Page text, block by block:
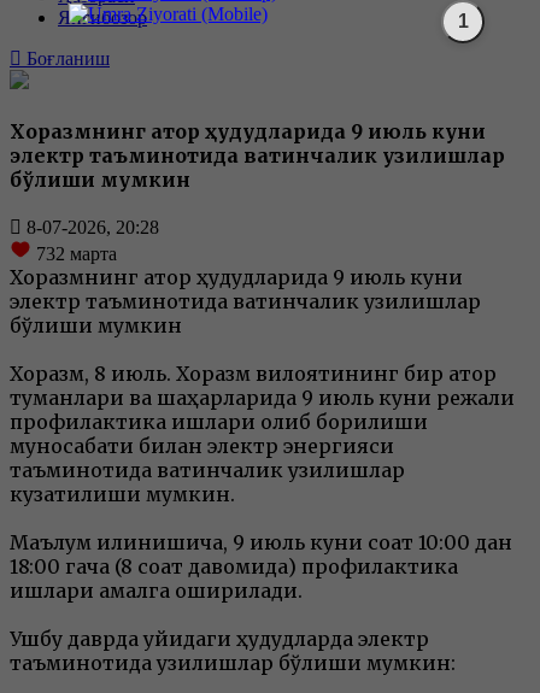
Янгибозор
Боғланиш
Хоразмнинг қатор ҳудудларида 9 июль куни
электр таъминотида вақтинчалик узилишлар
бўлиши мумкин
8-07-2026, 20:28
732 марта
Хоразмнинг қатор ҳудудларида 9 июль куни
электр таъминотида вақтинчалик узилишлар
бўлиши мумкин
Хоразм, 8 июль. Хоразм вилоятининг бир қатор
туманлари ва шаҳарларида 9 июль куни режали
профилактика ишлари олиб борилиши
муносабати билан электр энергияси
таъминотида вақтинчалик узилишлар
кузатилиши мумкин.
Маълум қилинишича, 9 июль куни соат 10:00 дан
18:00 гача (8 соат давомида) профилактика
ишлари амалга оширилади.
Ушбу даврда қуйидаги ҳудудларда электр
таъминотида узилишлар бўлиши мумкин: